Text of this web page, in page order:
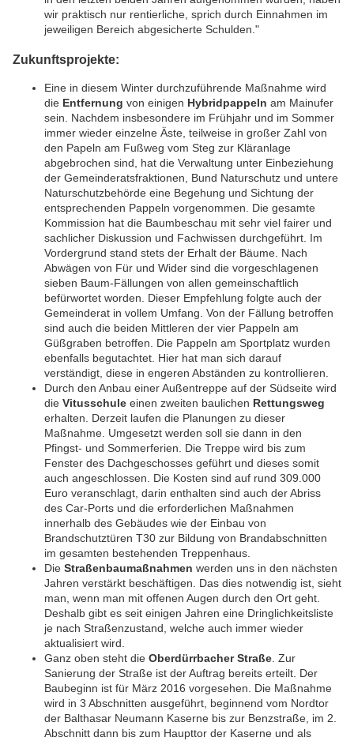
wir praktisch nur rentierliche, sprich durch Einnahmen im
jeweiligen Bereich abgesicherte Schulden."
Zukunftsprojekte:
Eine in diesem Winter durchzuführende Maßnahme wird
die Entfernung von einigen Hybridpappeln am Mainufer
sein. Nachdem insbesondere im Frühjahr und im Sommer
immer wieder einzelne Äste, teilweise in großer Zahl von
den Papeln am Fußweg vom Steg zur Kläranlage
abgebrochen sind, hat die Verwaltung unter Einbeziehung
der Gemeinderatsfraktionen, Bund Naturschutz und untere
Naturschutzbehörde eine Begehung und Sichtung der
entsprechenden Pappeln vorgenommen. Die gesamte
Kommission hat die Baumbeschau mit sehr viel fairer und
sachlicher Diskussion und Fachwissen durchgeführt. Im
Vordergrund stand stets der Erhalt der Bäume. Nach
Abwägen von Für und Wider sind die vorgeschlagenen
sieben Baum-Fällungen von allen gemeinschaftlich
befürwortet worden. Dieser Empfehlung folgte auch der
Gemeinderat in vollem Umfang. Von der Fällung betroffen
sind auch die beiden Mittleren der vier Pappeln am
Güßgraben betroffen. Die Pappeln am Sportplatz wurden
ebenfalls begutachtet. Hier hat man sich darauf
verständigt, diese in engeren Abständen zu kontrollieren.
Durch den Anbau einer Außentreppe auf der Südseite wird
die Vitusschule einen zweiten baulichen Rettungsweg
erhalten. Derzeit laufen die Planungen zu dieser
Maßnahme. Umgesetzt werden soll sie dann in den
Pfingst- und Sommerferien. Die Treppe wird bis zum
Fenster des Dachgeschosses geführt und dieses somit
auch angeschlossen. Die Kosten sind auf rund 309.000
Euro veranschlagt, darin enthalten sind auch der Abriss
des Car-Ports und die erforderlichen Maßnahmen
innerhalb des Gebäudes wie der Einbau von
Brandschutztüren T30 zur Bildung von Brandabschnitten
im gesamten bestehenden Treppenhaus.
Die Straßenbaumaßnahmen werden uns in den nächsten
Jahren verstärkt beschäftigen. Das dies notwendig ist, sieht
man, wenn man mit offenen Augen durch den Ort geht.
Deshalb gibt es seit einigen Jahren eine Dringlichkeitsliste
je nach Straßenzustand, welche auch immer wieder
aktualisiert wird.
Ganz oben steht die Oberdürrbacher Straße . Zur
Sanierung der Straße ist der Auftrag bereits erteilt. Der
Baubeginn ist für März 2016 vorgesehen. Die Maßnahme
wird in 3 Abschnitten ausgeführt, beginnend vom Nordtor
der Balthasar Neumann Kaserne bis zur Benzstraße, im 2.
Abschnitt dann bis zum Haupttor der Kaserne und als